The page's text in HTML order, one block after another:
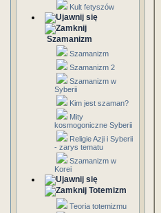
Kult fetyszów
Szamanizm
Szamanizm
Szamanizm 2
Szamanizm w
Syberii
Kim jest szaman?
Mity
kosmogoniczne Syberii
Religie Azji i Syberii
- zarys tematu
Szamanizm w
Korei
Totemizm
Teoria totemizmu